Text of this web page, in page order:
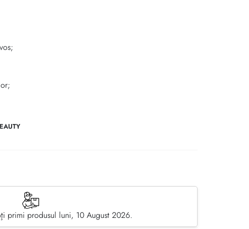
primi produsul luni, 10 August 2026.